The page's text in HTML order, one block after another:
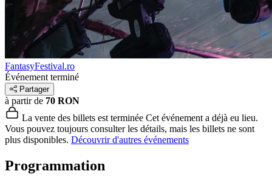
FantasyFestival.ro
Événement terminé
Partager
à partir de 70 RON
La vente des billets est terminée Cet événement a déjà eu lieu.
Vous pouvez toujours consulter les détails, mais les billets ne sont
plus disponibles. Découvrir d'autres événements
Programmation